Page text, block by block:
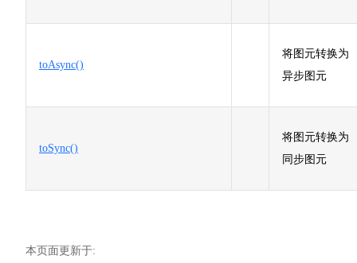
toAsync()
将图元转换为
异步图元
toSync()
将图元转换为
同步图元
本页面更新于: